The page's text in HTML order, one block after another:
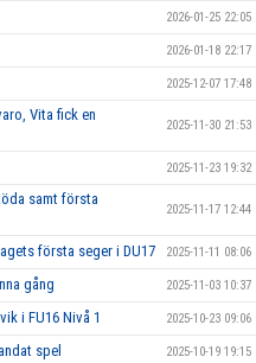
2026-01-25 22:05
2026-01-18 22:17
2025-12-07 17:48
Vita fick en
2025-11-30 21:53
2025-11-23 19:32
samt första
2025-11-17 12:44
första seger i DU17 2025-11-11 08:06
gång 2025-11-03 10:37
i FU16 Nivå 1 2025-10-23 09:06
spel 2025-10-19 19:15